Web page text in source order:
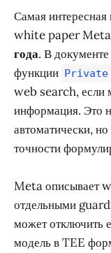
Самая интересная
white paper Meta
года. В
функции Private
web search, если
информация. Это
автоматически,
точности
Meta описывает
отдельными
может отключить
модель в TEE